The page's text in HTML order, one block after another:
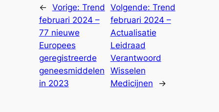
← Vorige: Trend
februari 2024 –
77 nieuwe
Europees
geregistreerde
geneesmiddelen
in 2023
Volgende: Trend
februari 2024 –
Actualisatie
Leidraad
Verantwoord
Wisselen
Medicijnen
→